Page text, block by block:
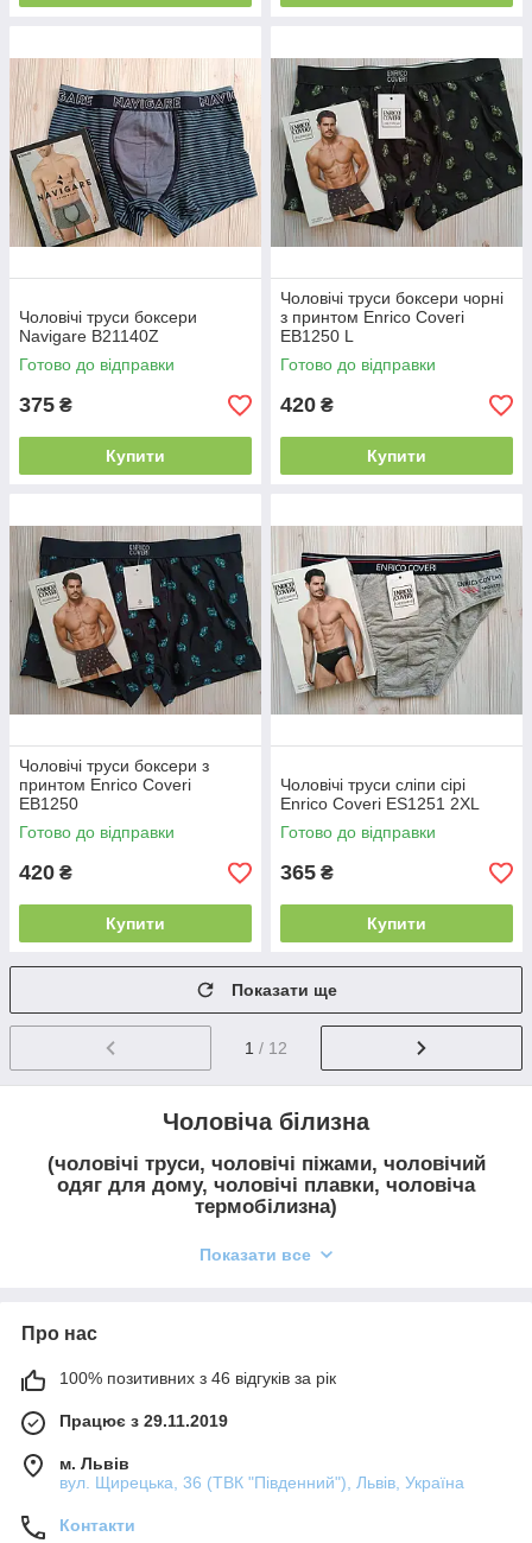
Чоловічі труси боксери
Navigare В21140Z
Готово до відправки
375 ₴
Купити
Чоловічі труси боксери чорні
з принтом Enrico Coveri
EB1250 L
Готово до відправки
420 ₴
Купити
Чоловічі труси боксери з
принтом Enrico Coveri
EB1250
Готово до відправки
420 ₴
Купити
Чоловічі труси сліпи сірі
Enrico Coveri ES1251 2XL
Готово до відправки
365 ₴
Купити
Показати ще
1 / 12
Чоловіча білизна
(чоловічі труси, чоловічі піжами, чоловічий
одяг для дому, чоловічі плавки, чоловіча
термобілизна)
покупки, особливо коли це стосується їхнього гардеробу. Але
італійської білизни та домашнього одягу, в асортименті
магазинах білизни у Львові) завжди присутні товари для
купити:
чоловічі труси
чоловічі боксери
чоловічі плавки
Показати все
Про нас
100% позитивних з 46 відгуків за рік
Працює з 29.11.2019
м. Львів
вул. Щирецька, 36 (ТВК "Південний"), Львів, Україна
Контакти